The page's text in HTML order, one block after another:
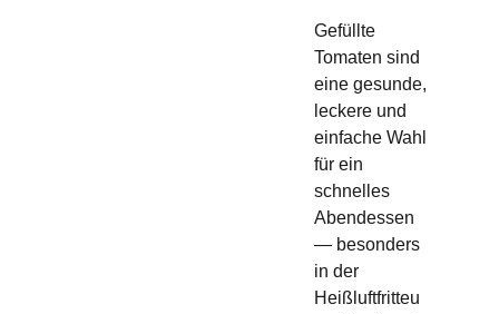
Gefüllte
Tomaten sind
eine gesunde,
leckere und
einfache Wahl
für ein
schnelles
Abendessen
— besonders
in der
Heißluftfritteu